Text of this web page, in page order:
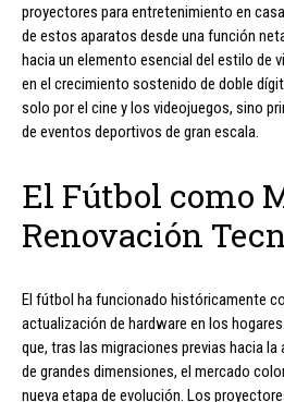
proyectores para entretenimiento en
de estos aparatos desde una función
hacia un elemento esencial del estilo de
en el crecimiento sostenido de doble
solo por el cine y los videojuegos, sino
de eventos deportivos de gran escala.
El Fútbol como
Renovación
El fútbol ha funcionado históricamente
actualización de hardware en los
que, tras las migraciones previas hacia
de grandes dimensiones, el mercado
nueva etapa de evolución. Los